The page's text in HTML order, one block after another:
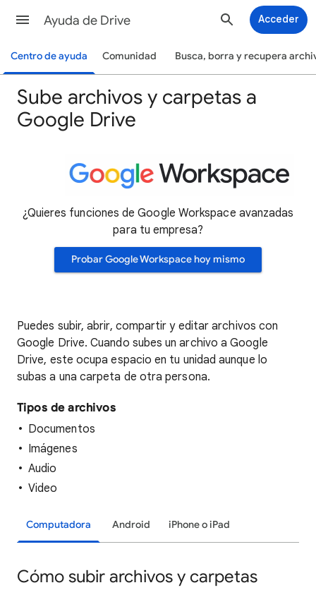
Ayuda de Drive Acceder
Centro de ayuda Comunidad Busca, borra y recupera
Sube archivos y carpetas a
Google Drive
¿Quieres funciones de Google Workspace avanzadas
para tu empresa?
Probar Google Workspace hoy mismo
Puedes subir, abrir, compartir y editar archivos con
Google Drive. Cuando subes un archivo a Google
Drive, este ocupa espacio en tu unidad aunque lo
subas a una carpeta de otra persona.
Tipos de archivos
Documentos
Imágenes
Audio
Video
Computadora Android iPhone o iPad
Cómo subir archivos y carpetas